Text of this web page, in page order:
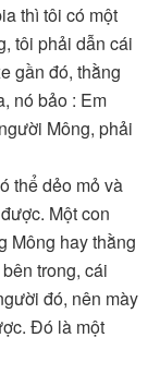
thì tôi có một
tôi phải dẫn cái
gần đó, thằng
nó bảo : Em
Mông, phải
thể dẻo mỏ và
Một con
Mông hay thằng
trong, cái
đó, nên mày
Đó là một